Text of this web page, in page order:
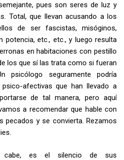
pues son seres de luz y
Total, que llevan acusando a los
de ser fascistas, misóginos,
potencia, etc., etc., y luego resulta
en habitaciones con pestillo
los que sí las trata como si fueran
psicólogo seguramente podría
afectivas que han llevado a
de tal manera, pero aquí
a recomendar que hable con
pecados y se convierta. Rezamos
cabe, es el silencio de sus